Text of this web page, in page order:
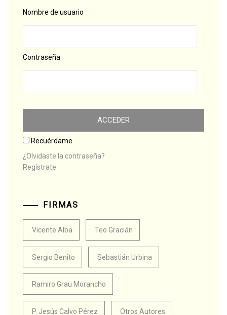
Nombre de usuario
Contraseña
Recuérdame
¿Olvidaste la contraseña?
Regístrate
FIRMAS
Vicente Alba Teo Gracián
Sergio Benito Sebastián Urbina
Ramiro Grau Morancho
P. Jesús Calvo Pérez Otros Autores